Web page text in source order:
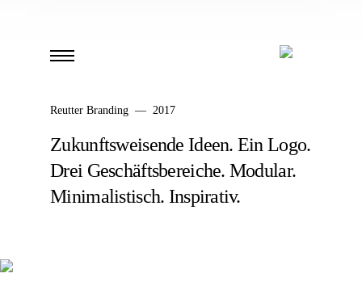
Reutter Branding — 2017
Zukunftsweisende Ideen. Ein Logo.
Drei Geschäftsbereiche. Modular.
Minimalistisch. Inspirativ.